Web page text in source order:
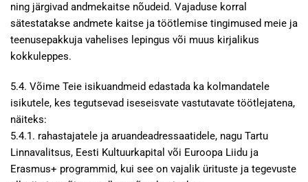
ning järgivad andmekaitse nõudeid. Vajaduse korral
sätestatakse andmete kaitse ja töötlemise tingimused meie ja
teenusepakkuja vahelises lepingus või muus kirjalikus
kokkuleppes.
5.4. Võime Teie isikuandmeid edastada ka kolmandatele
isikutele, kes tegutsevad iseseisvate vastutavate töötlejatena,
näiteks:
5.4.1. rahastajatele ja aruandeadressaatidele, nagu Tartu
Linnavalitsus, Eesti Kultuurkapital või Euroopa Liidu ja
Erasmus+ programmid, kui see on vajalik ürituste ja tegevuste